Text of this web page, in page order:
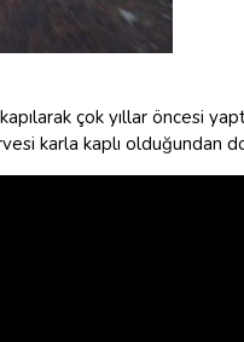
çok yıllar öncesi
karla kaplı olduğundan